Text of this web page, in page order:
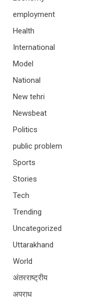
employment
Health
International
Model
National
New tehri
Newsbeat
Politics
public problem
Sports
Stories
Tech
Trending
Uncategorized
Uttarakhand
World
अंतरराष्ट्रीय
अपराध